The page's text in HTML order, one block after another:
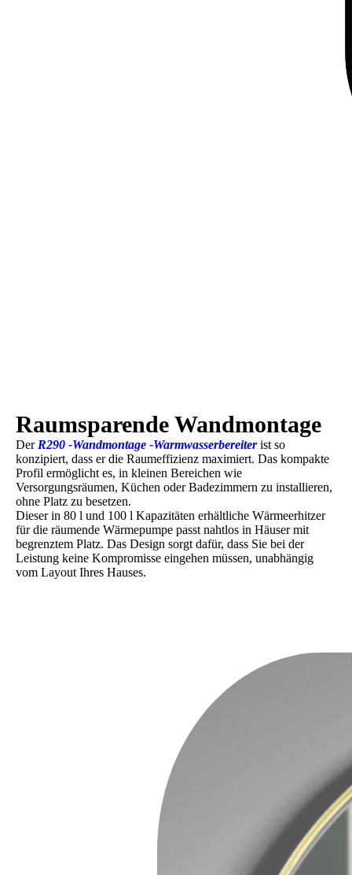
Raumsparende Wandmontage
Der R290 -Wandmontage -Warmwasserbereiterist so
konzipiert, dass er die Raumeffizienz maximiert. Das kompakte
Profil ermöglicht es, in kleinen Bereichen wie
Versorgungsräumen, Küchen oder Badezimmern zu installieren,
ohne Platz zu besetzen.
Dieser in 80 l und 100 l Kapazitäten erhältliche Wärmeerhitzer
für die räumende Wärmepumpe passt nahtlos in Häuser mit
begrenztem Platz. Das Design sorgt dafür, dass Sie bei der
Leistung keine Kompromisse eingehen müssen, unabhängig
vom Layout Ihres Hauses.